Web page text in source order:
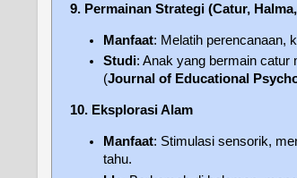
9. Permainan Strategi (Catur,
Manfaat: Melatih perencanaan,
Studi: Anak yang bermain catur
(Journal of Educational
10. Eksplorasi Alam
Manfaat: Stimulasi sensorik,
tahu.